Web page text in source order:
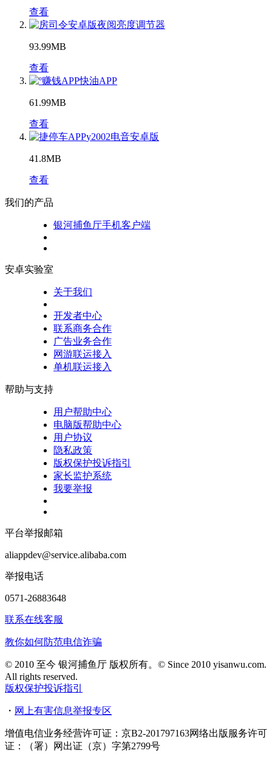
查看
夜阅亮度调节器
93.99MB
查看
快油APP
61.99MB
查看
y2002电音安卓版
41.8MB
查看
我们的产品
银河捕鱼厅手机客户端
安卓实验室
关于我们
开发者中心
联系商务合作
广告业务合作
网游联运接入
单机联运接入
帮助与支持
用户帮助中心
电脑版帮助中心
用户协议
隐私政策
版权保护投诉指引
家长监护系统
我要举报
平台举报邮箱
aliappdev@service.alibaba.com
举报电话
0571-26883648
联系在线客服
教你如何防范电信诈骗
© 2010 至今 银河捕鱼厅 版权所有。© Since 2010 yisanwu.com.
All rights reserved.
版权保护投诉指引
・ 网上有害信息举报专区
增值电信业务经营许可证：京B2-201797163网络出版服务许可
证：（署）网出证（京）字第2799号